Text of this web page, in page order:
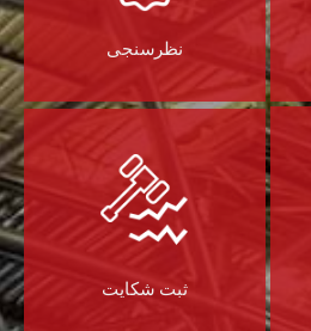
نظرسنجی
ثبت شکایت